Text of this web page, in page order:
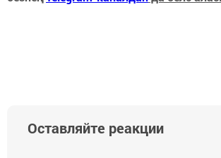
Оставляйте реакции